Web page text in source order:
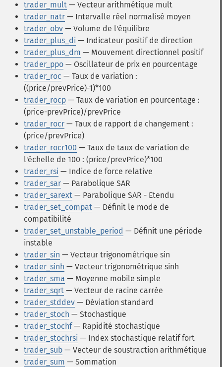
trader_mult — Vecteur arithmétique mult
trader_natr — Intervalle réel normalisé moyen
trader_obv — Volume de l'équilibre
trader_plus_di — Indicateur positif de direction
trader_plus_dm — Mouvement directionnel positif
trader_ppo — Oscillateur de prix en pourcentage
trader_roc — Taux de variation :
((price/prevPrice)-1)*100
trader_rocp — Taux de variation en pourcentage :
(price-prevPrice)/prevPrice
trader_rocr — Taux de rapport de changement :
(price/prevPrice)
trader_rocr100 — Taux de taux de variation de
l'échelle de 100 : (price/prevPrice)*100
trader_rsi — Indice de force relative
trader_sar — Parabolique SAR
trader_sarext — Parabolique SAR - Etendu
trader_set_compat — Définit le mode de
compatibilité
trader_set_unstable_period — Définit une période
instable
trader_sin — Vecteur trigonométrique sin
trader_sinh — Vecteur trigonométrique sinh
trader_sma — Moyenne mobile simple
trader_sqrt — Vecteur de racine carrée
trader_stddev — Déviation standard
trader_stoch — Stochastique
trader_stochf— Rapidité stochastique
trader_stochrsi — Index stochastique relatif fort
trader_sub — Vecteur de soustraction arithmétique
trader_sum — Sommation